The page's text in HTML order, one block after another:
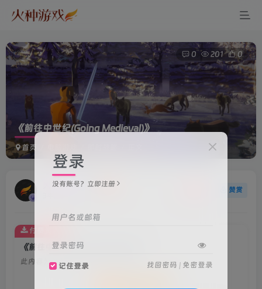
《前往中世纪(Going Medieval)》
首页
0 201 0
火种游戏 赞赏
《前往中世纪(Going Medieval)》
此内容为付费资源，请付费后查看
付费资源
登录
没有账号？立即注册
用户名或邮箱
登录密码
记住登录 找回密码 | 免密登录